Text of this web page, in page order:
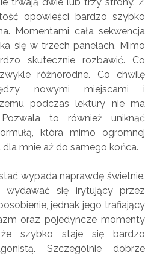
opowieści bardzo szybko
Momentami cała sekwencja
się w trzech panelach. Mimo
skutecznie rozbawić. Co
różnorodne. Co chwilę
nowymi miejscami i
podczas lektury nie ma
to również uniknąć
która mimo ogromnej
dla mnie aż do samego końca.
wypada naprawdę świetnie.
się irytujący przez
jednak jego trafiający
oraz pojedyncze momenty
że szybko staje się bardzo
Szczególnie dobrze